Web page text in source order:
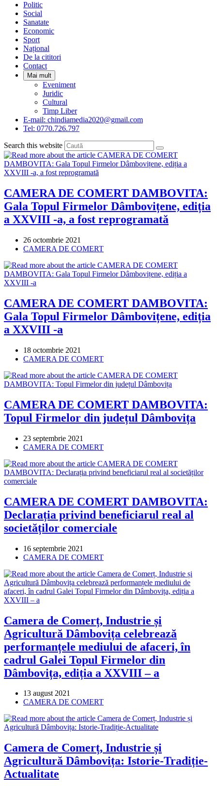
Politic
Social
Sanatate
Economic
Sport
Național
De la cititori
Contact
Mai mult
Eveniment
Juridic
Cultural
Timp Liber
E-mail: chindiamedia2020@gmail.com
Tel: 0770.726.797
Search this website
CAMERA DE COMERT DAMBOVITA:
Gala Topul Firmelor Dâmbovițene, ediția
a XXVIII -a, a fost reprogramată
Post
published:
26 octombrie 2021
Post
CAMERA DE COMERT
CAMERA DE COMERT DAMBOVITA:
Gala Topul Firmelor Dâmbovițene, ediția
a XXVIII -a
Post
published:
18 octombrie 2021
Post
CAMERA DE COMERT
CAMERA DE COMERT DAMBOVITA:
Topul Firmelor din județul Dâmbovița
Post
published:
23 septembrie 2021
Post
CAMERA DE COMERT
CAMERA DE COMERT DAMBOVITA:
Declarația privind beneficiarul real al
societăților comerciale
Post
published:
16 septembrie 2021
Post
CAMERA DE COMERT
Camera de Comerț, Industrie și
Agricultură Dâmbovița celebrează
performanțele mediului de afaceri, în
cadrul Galei Topul Firmelor din
Dâmbovița, ediția a XXVIII – a
Post
published:
13 august 2021
Post
CAMERA DE COMERT
Camera de Comerț, Industrie și
Agricultură Dâmbovița: Istorie-Tradiție-
Actualitate